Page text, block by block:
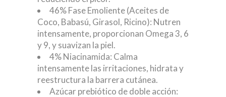
46% Fase Emoliente (Aceites de
Coco, Babasú, Girasol, Ricino): Nutren
intensamente, proporcionan Omega 3, 6
y 9, y suavizan la piel.
4% Niacinamida: Calma
intensamente las irritaciones, hidrata y
reestructura la barrera cutánea.
Azúcar prebiótico de doble acción: